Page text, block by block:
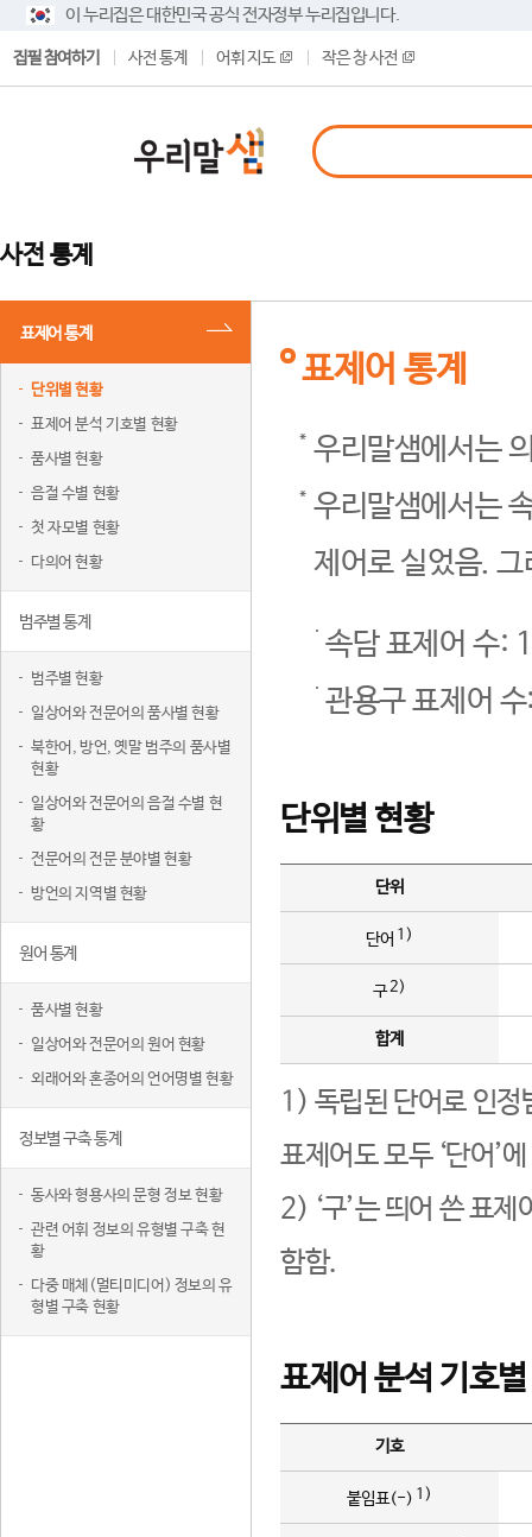
이 누리집은 대한민국 공식 전자정부 누리집입니다.
집필 참여하기 사전 통계 어휘 지도 작은 창 사전
사전 통계
표제어 통계
단위별 현황
표제어 분석 기호별 현황
품사별 현황
음절 수별 현황
첫 자모별 현황
다의어 현황
범주별 통계
범주별 현황
일상어와 전문어의 품사별 현황
북한어, 방언, 옛말 범주의 품사별
현황
일상어와 전문어의 음절 수별 현
황
전문어의 전문 분야별 현황
방언의 지역별 현황
원어 통계
품사별 현황
일상어와 전문어의 원어 현황
외래어와 혼종어의 언어명별 현황
정보별 구축 통계
동사와 형용사의 문형 정보 현황
관련 어휘 정보의 유형별 구축 현
황
다중 매체(멀티미디어) 정보의 유
형별 구축 현황
표제어 통계
우리말샘에서는
우리말샘에서는
제어로 실었음.
속담 표제어 수:
관용구 표제어
단위별 현황
단위
단어 1)
구2)
합계
1) 독립된 단어로 인정
표제어도 모두 ‘단어’
2) ‘구’는 띄어 쓴 표
함함.
표제어 분석 기호
기호
붙임표(-) 1)